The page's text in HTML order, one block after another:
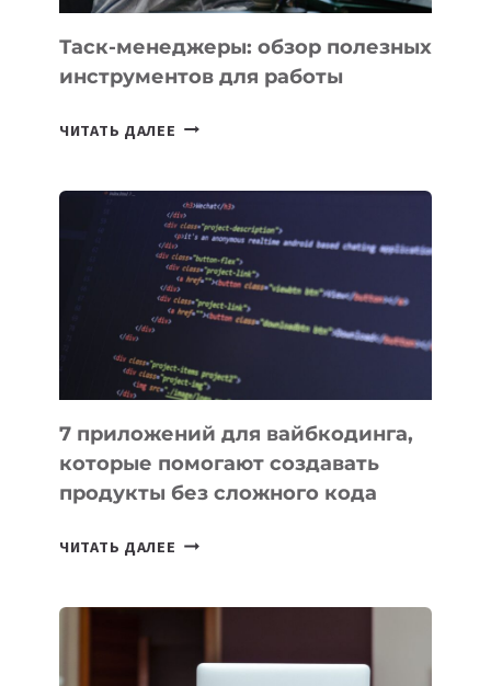
Таск-менеджеры: обзор полезных
инструментов для работы
ЧИТАТЬ ДАЛЕЕ ТАСК-
ПОЛЕЗНЫХ
ИНСТРУМЕНТОВ
ДЛЯ
РАБОТЫ
7 приложений для вайбкодинга,
которые помогают создавать
продукты без сложного кода
ЧИТАТЬ ДАЛЕЕ 7
ПОМОГАЮТ